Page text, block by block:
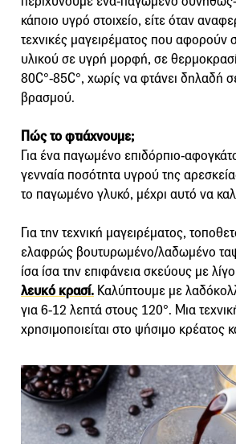
κάποιο υγρό στοιχείο, είτε όταν
τεχνικές μαγειρέματος που αφορούν
υλικού σε υγρή μορφή, σε
80C°-85C°, χωρίς να φτάνει δηλαδή
βρασμού.
Πώς το φτιάχνουμε;
Για ένα παγωμένο επιδόρπιο-
γενναία ποσότητα υγρού της
το παγωμένο γλυκό, μέχρι αυτό να
Για την τεχνική μαγειρέματος,
ελαφρώς βουτυρωμένο/λαδωμένο
ίσα ίσα την επιφάνεια σκεύους με
λευκό κρασί. Καλύπτουμε με
για 6-12 λεπτά στους 120°. Μια
χρησιμοποιείται στο ψήσιμο κρέατος